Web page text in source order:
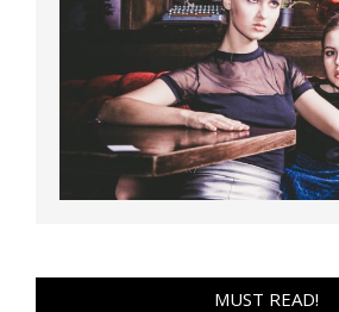
MUST READ!